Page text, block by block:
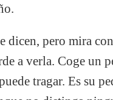
dicen, pero mira
a verla. Coge un
tragar. Es su